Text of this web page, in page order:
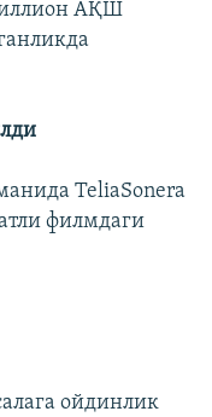
АҚШ
TeliaSonera
филмдаги
ойдинлик